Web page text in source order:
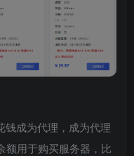
钱成为代理，成为代理
额用于购买服务器，比